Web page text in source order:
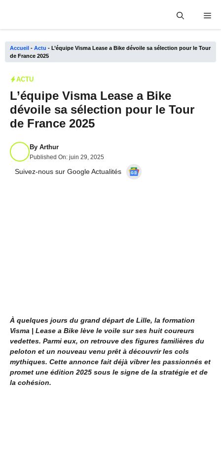
Accueil - Actu - L’équipe Visma Lease a Bike dévoile sa sélection pour le Tour
de France 2025
ACTU
L’équipe Visma Lease a Bike
dévoile sa sélection pour le Tour
de France 2025
By Arthur
Published On: juin 29, 2025
Suivez-nous sur Google Actualités
À quelques jours du grand départ de Lille, la formation
Visma | Lease a Bike lève le voile sur ses huit coureurs
vedettes. Parmi eux, on retrouve des figures familières du
peloton et un nouveau venu prêt à découvrir les cols
mythiques. Cette annonce fait déjà vibrer les passionnés et
promet une édition 2025 sous le signe de la stratégie et de
la cohésion.